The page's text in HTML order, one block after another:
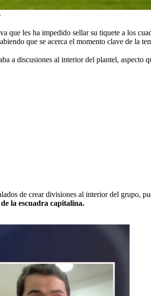
que les ha impedido sellar su tiquete a los
que se acerca el momento clave de la
a discusiones al interior del plantel, aspecto
de crear divisiones al interior del grupo,
la escuadra capitalina.